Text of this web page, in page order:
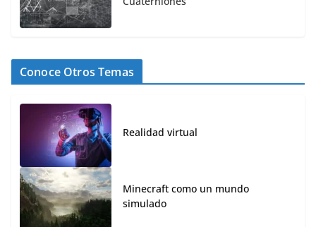
Conoce Otros Temas
Realidad virtual
Minecraft como un mundo
simulado